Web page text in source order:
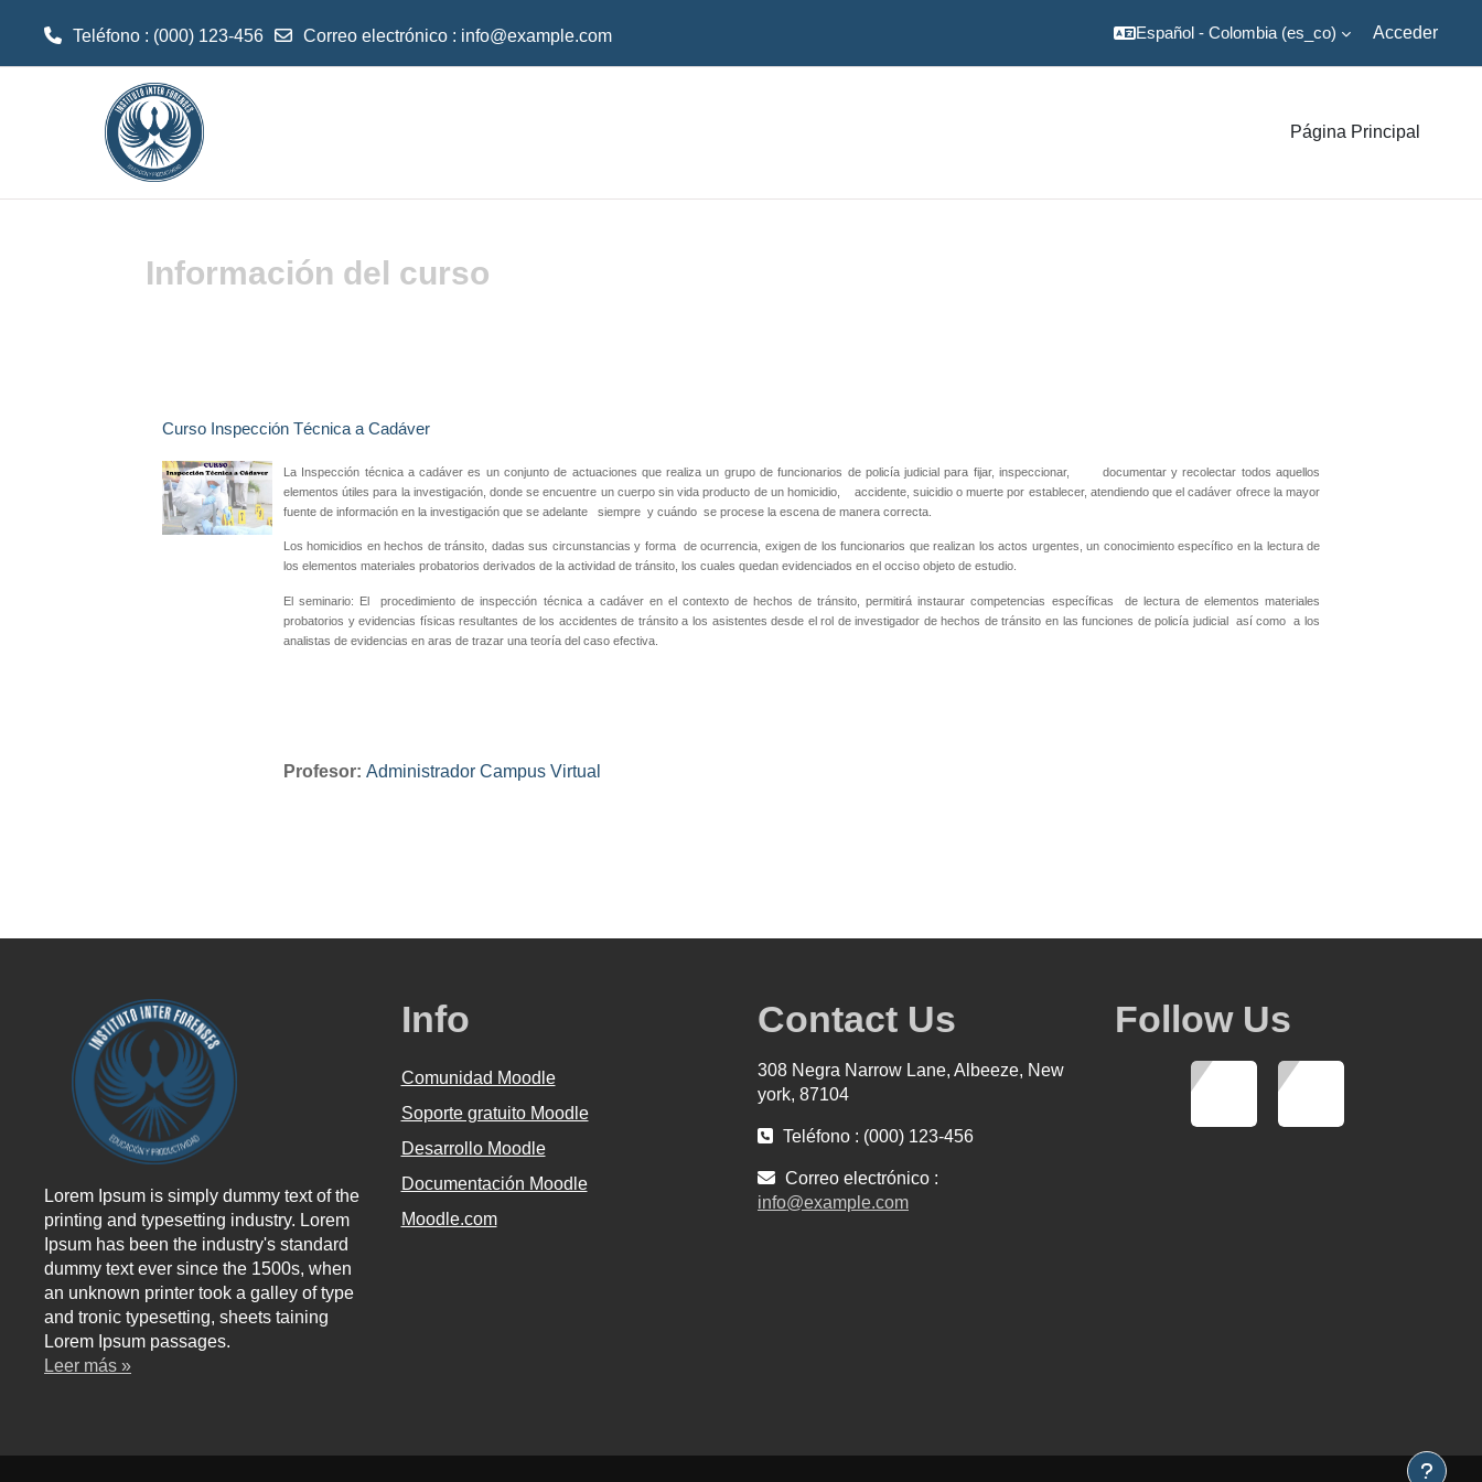
Teléfono : (000) 123-456 Correo electrónico : info@example.com Español - Colombia ‎(es_co)‎ Acceder
Página Principal
Información del curso
Curso Inspección Técnica a Cadáver
La Inspección técnica a cadáver es un conjunto de actuaciones que realiza un grupo de funcionarios de policía judicial para fijar, inspeccionar,
documentar y recolectar todos aquellos
elementos útiles para la investigación, donde se encuentre un cuerpo sin vida producto de un homicidio,
accidente, suicidio o muerte por establecer, atendiendo que el cadáver ofrece la mayor
fuente de información en la investigación que se adelante
siempre y cuándo se procese la escena de manera correcta.
Los homicidios en hechos de tránsito, dadas sus circunstancias y forma de ocurrencia, exigen de los funcionarios que realizan los actos urgentes, un conocimiento específico en la lectura de
los elementos materiales probatorios derivados de la actividad de tránsito, los cuales quedan evidenciados en el occiso objeto de estudio.
El seminario: El procedimiento de inspección técnica a cadáver en el contexto de hechos de tránsito, permitirá instaurar competencias específicas
de lectura de elementos materiales
probatorios y evidencias físicas resultantes de los accidentes de tránsito a los asistentes desde el rol de investigador de hechos de tránsito en las funciones de policía judicial
así como
a los
analistas de evidencias en aras de trazar una teoría del caso efectiva.
Profesor: Administrador Campus Virtual
Lorem Ipsum is simply dummy text of the
printing and typesetting industry. Lorem
Ipsum has been the industry's standard
dummy text ever since the 1500s, when
an unknown printer took a galley of type
and tronic typesetting, sheets taining
Lorem Ipsum passages.
Leer más »
Info
Comunidad Moodle
Soporte gratuito Moodle
Desarrollo Moodle
Documentación Moodle
Moodle.com
Contact Us
308 Negra Narrow Lane, Albeeze, New
york, 87104
Teléfono : (000) 123-456
Correo electrónico :
info@example.com
Follow Us